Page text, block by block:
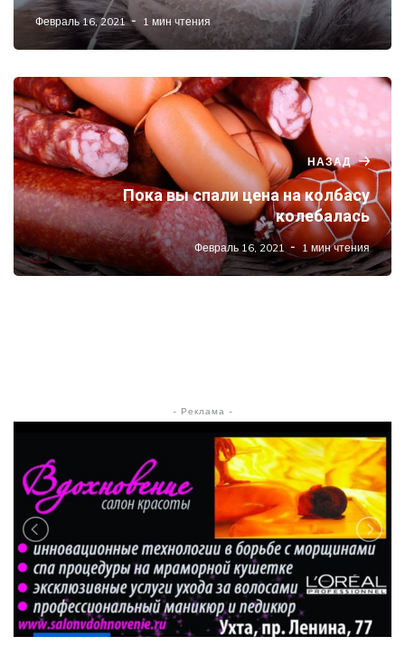
Февраль 16, 2021 1 мин чтения
НАЗАД
Пока вы спали цена на колбасу
колебалась
Февраль 16, 2021 1 мин чтения
- Реклама -